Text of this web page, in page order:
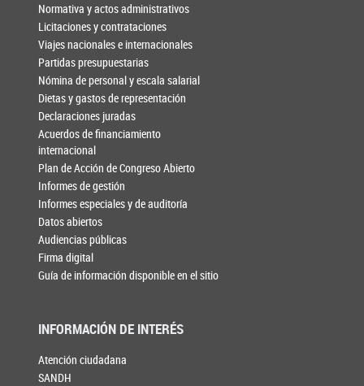
Normativa y actos administrativos
Licitaciones y contrataciones
Viajes nacionales e internacionales
Partidas presupuestarias
Nómina de personal y escala salarial
Dietas y gastos de representación
Declaraciones juradas
Acuerdos de financiamiento
internacional
Plan de Acción de Congreso Abierto
Informes de gestión
Informes especiales y de auditoría
Datos abiertos
Audiencias públicas
Firma digital
Guía de información disponible en el sitio
INFORMACIÓN DE INTERÉS
Atención ciudadana
SANDH